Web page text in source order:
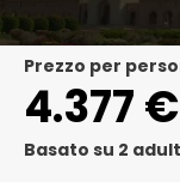
Prezzo per
4.377 €
Basato su 2